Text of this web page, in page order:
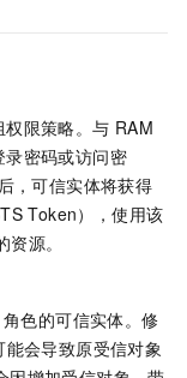
限策略。与 RAM
密码或访问密
，可信实体将获得
Token），使用该
源。
角色的可信实体。修
会导致原受信对象